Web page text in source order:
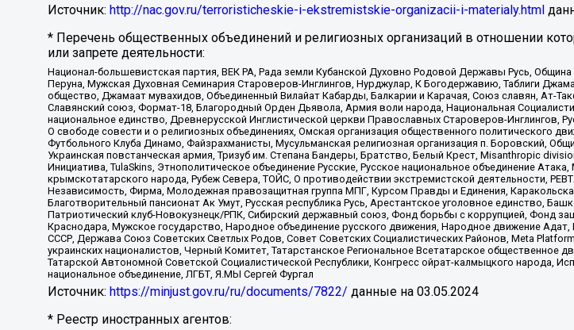
Источник: http://nac.gov.ru/terroristicheskie-i-ekstremistskie-organizacii-i-materialy.html
* Перечень общественных объединений и религиозных организаций в отношении
или запрете деятельности:
Национал-большевистская партия, ВЕК РА, Рада земли Кубанской Духовно Родовой Державы Русь,
Перуна, Мужская Духовная Семинария Староверов-Инглингов, Нурджулар, К Богодержавию, Таблиги
общество, Джамаат мувахидов, Объединенный Вилайат Кабарды, Балкарии и Карачая, Союз славян, Ат-
Славянский союз, Формат-18, Благородный Орден Дьявола, Армия воли народа, Национальная
национальное единство, Древнерусской Инглистической церкви Православных Староверов-Инглингов,
О свободе совести и о религиозных объединениях, Омская организация общественного политического
Футбольного Клуба Динамо, Файзрахманисты, Мусульманская религиозная организация п. Боровский,
Украинская повстанческая армия, Тризуб им. Степана Бандеры, Братство, Белый Крест, Misanthropic
Инициатива, TulaSkins, Этнополитическое объединение Русские, Русское национальное объединение
крымскотатарского народа, Рубеж Севера, ТОЙС, О противодействии экстремистской деятельности,
Независимость, Фирма, Молодежная правозащитная группа МПГ, Курсом Правды и Единения,
Благотворительный пансионат Ак Умут, Русская республика Русь, Арестантское уголовное единство,
Патриотический клуб-Новокузнецк/РПК, Сибирский державный союз, Фонд борьбы с коррупцией, Фонд
Краснодара, Мужское государство, Народное объединение русского движения, Народное движение
СССР, Держава Союз Советских Светлых Родов, Совет Советских Социалистических Районов, Meta
украинских националистов, Черный Комитет, Татарстанское Региональное Всетатарское
Татарской Автономной Советской Социалистической Республики, Конгресс ойрат-калмыцкого народа,
национальное объединение, ЛГБТ, Я.МЫ Сергей Фургал
Источник: https://minjust.gov.ru/ru/documents/7822/ данные на 03.05.2024
* Реестр иностранных агентов: